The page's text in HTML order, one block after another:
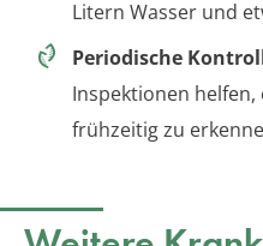
Litern Wasser und
Periodische
Inspektionen
frühzeitig zu